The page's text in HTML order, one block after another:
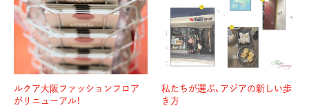
ルクア大阪ファッションフロア
がリニューアル！
私たちが選ぶ、アジアの新しい歩
き方